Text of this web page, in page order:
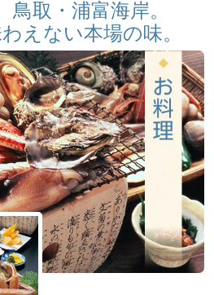
鳥取・浦富海岸。
えない本場の味。